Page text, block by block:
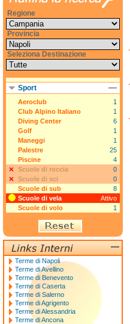
Regione
Provincia
Seleziona Destinazione
Sport
Aeroclub
1
Club Alpino Italiano
1
Diving Center
6
Golf
1
Maneggi
1
Palestre
25
Piscine
4
Scuole di roccia
0
Scuole di sci
0
Scuole di sub
8
Scuole di vela
Attivo
Scuole di volo
1
Terme di Napoli
Terme di Avellino
Terme di Benevento
Terme di Caserta
Terme di Salerno
Terme di Agrigento
Terme di Alessandria
Terme di Ancona